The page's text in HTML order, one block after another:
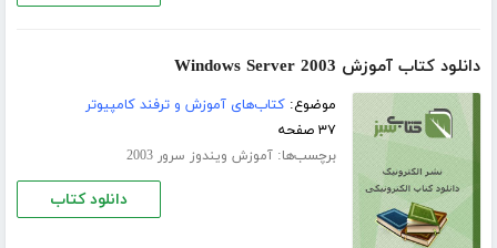
دانلود کتاب آموزش Windows Server 2003
موضوع:کتاب‌های آموزش و ترفند کامپیوتر
۳۷ صفحه
برچسب‌ها:آموزش ویندوز سرور 2003
دانلود کتاب